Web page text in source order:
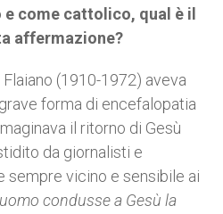
e come cattolico, qual è il
affermazione?
(1910-1972) aveva
forma di encefalopatia
il ritorno di Gesù
da giornalisti e
sempre vicino e sensibile ai
condusse a Gesù la